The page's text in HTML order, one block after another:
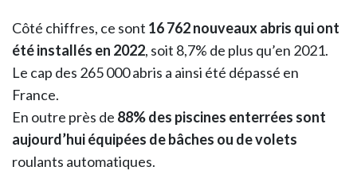
Côté chiffres, ce sont 16 762 nouveaux abris qui ont
été installés en 2022, soit 8,7% de plus qu’en 2021.
Le cap des 265 000 abris a ainsi été dépassé en
France.
En outre près de 88% des piscines enterrées sont
aujourd’hui équipées de bâches ou de volets
roulants automatiques.